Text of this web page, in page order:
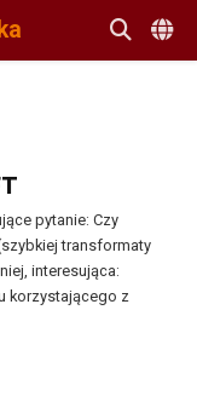
pytanie: Czy
transformaty
interesująca:
korzystającego z